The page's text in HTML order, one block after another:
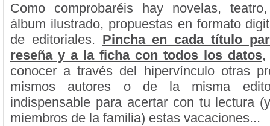
Como comprobaréis hay novelas,
álbum ilustrado, propuestas en formato
de editoriales. Pincha en cada título
reseña y a la ficha con todos los datos,
conocer a través del hipervínculo otras
mismos autores o de la misma
indispensable para acertar con tu lectura
miembros de la familia) estas vacaciones...